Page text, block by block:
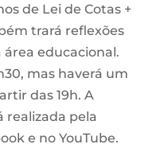
de Lei de Cotas +
trará reflexões
educacional.
mas haverá um
das 19h. A
realizada pela
e no YouTube.